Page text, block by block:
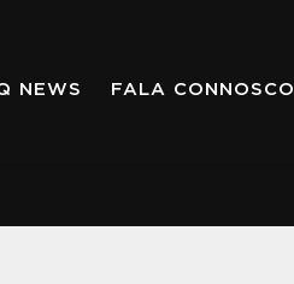
NEWS FALA CONNOSCO